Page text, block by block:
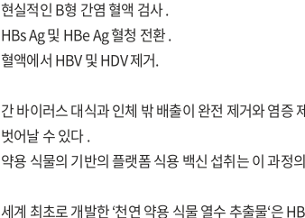
현실적인 B형 간염 혈액 검사 .
HBs Ag 및 HBe Ag 혈청 전환 .
혈액에서 HBV 및 HDV 제거.
간 바이러스 대식과 인체 밖 배출이 완전 제거와 염증
벗어날 수 있다 .
약용 식물의 기반의 플랫폼 식용 백신 섭취는 이 과정
세계 최초로 개발한 ‘천연 약용 식물 열수 추출물‘은